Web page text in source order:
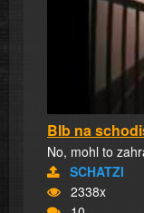
Blb na
No, mohl to
SCHATZI
2338x